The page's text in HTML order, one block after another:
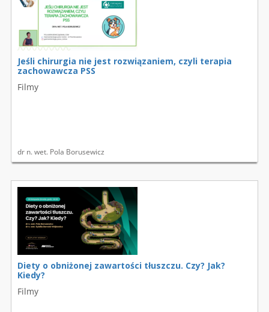
Jeśli chirurgia nie jest rozwiązaniem, czyli terapia
zachowawcza PSS
Filmy
dr n. wet. Pola Borusewicz
Diety o obniżonej zawartości tłuszczu. Czy? Jak?
Kiedy?
Filmy